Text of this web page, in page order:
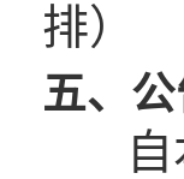
排）
五、
自本